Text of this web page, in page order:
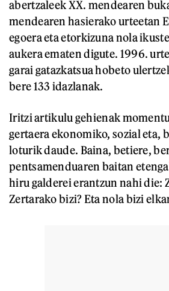
abertzaleek XX. mendearen
mendearen hasierako urteetan
egoera eta etorkizuna nola
aukera ematen digute. 1996.
garai gatazkatsua hobeto
bere 133 idazlanak.
Iritzi artikulu gehienak
gertaera ekonomiko, sozial eta,
loturik daude. Baina, betiere,
pentsamenduaren baitan
hiru galderei erantzun nahi die:
Zertarako bizi? Eta nola bizi